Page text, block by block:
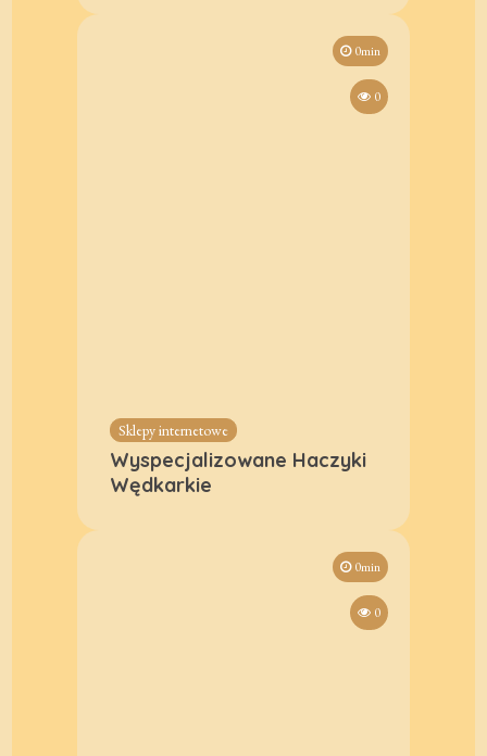
0min
0
Sklepy internetowe
Wyspecjalizowane Haczyki
Wędkarkie
0min
0